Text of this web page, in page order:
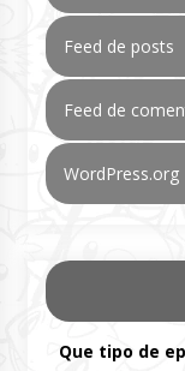
Feed de posts
Feed de
WordPress.org
Que tipo de